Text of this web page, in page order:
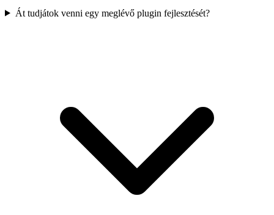
Át tudjátok venni egy meglévő plugin fejlesztését?